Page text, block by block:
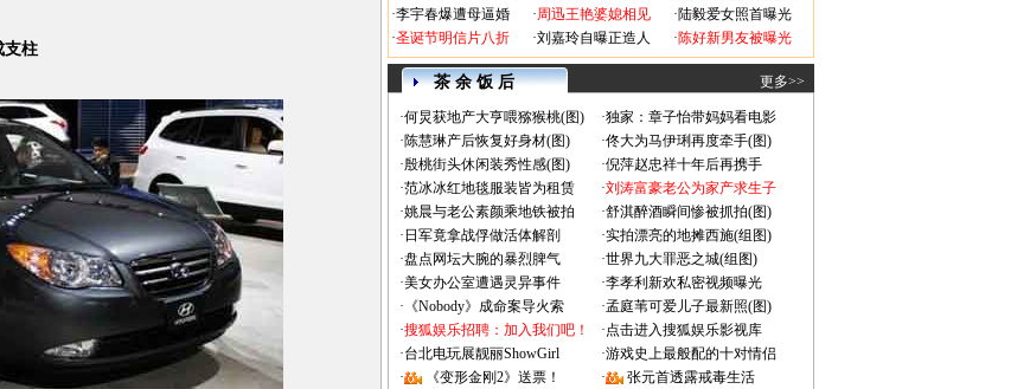
支柱
·李宇春爆遭母逼婚
·圣诞节明信片八折
·周迅王艳婆媳相见
·刘嘉玲自曝正造人
·陆毅爱女照首曝光
·陈好新男友被曝光
茶 余 饭 后 更多>>
·何炅获地产大亨喂猕猴桃(图) ·独家：章子怡带妈妈看电影
·陈慧琳产后恢复好身材(图) ·佟大为马伊琍再度牵手(图)
·殷桃街头休闲装秀性感(图) ·倪萍赵忠祥十年后再携手
·范冰冰红地毯服装皆为租赁 ·刘涛富豪老公为家产求生子
·姚晨与老公素颜乘地铁被拍 ·舒淇醉酒瞬间惨被抓拍(图)
· 日军竟拿战俘做活体解剖 ·实拍漂亮的地摊西施(组图)
·盘点网坛大腕的暴烈脾气 ·世界九大罪恶之城(组图)
·美女办公室遭遇灵异事件 ·李孝利新欢私密视频曝光
· 《Nobody》成命案导火索 ·孟庭苇可爱儿子最新照(图)
·搜狐娱乐招聘：加入我们吧！ ·点击进入搜狐娱乐影视库
·台北电玩展靓丽ShowGirl ·游戏史上最般配的十对情侣
·
《变形金刚2》送票！ ·
张元首透露戒毒生活